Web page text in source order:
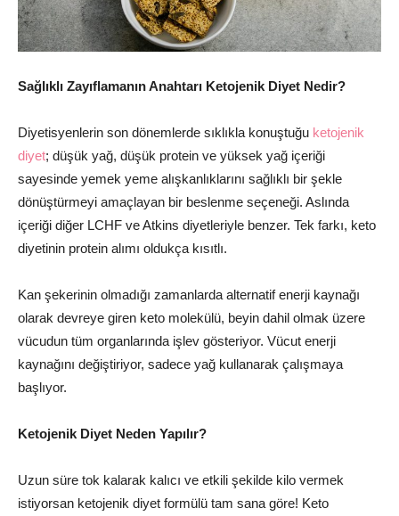
Sağlıklı Zayıflamanın Anahtarı Ketojenik Diyet Nedir?
Diyetisyenlerin son dönemlerde sıklıkla konuştuğu ketojenik
diyet; düşük yağ, düşük protein ve yüksek yağ içeriği
sayesinde yemek yeme alışkanlıklarını sağlıklı bir şekle
dönüştürmeyi amaçlayan bir beslenme seçeneği. Aslında
içeriği diğer LCHF ve Atkins diyetleriyle benzer. Tek farkı, keto
diyetinin protein alımı oldukça kısıtlı.
Kan şekerinin olmadığı zamanlarda alternatif enerji kaynağı
olarak devreye giren keto molekülü, beyin dahil olmak üzere
vücudun tüm organlarında işlev gösteriyor. Vücut enerji
kaynağını değiştiriyor, sadece yağ kullanarak çalışmaya
başlıyor.
Ketojenik Diyet Neden Yapılır?
Uzun süre tok kalarak kalıcı ve etkili şekilde kilo vermek
istiyorsan ketojenik diyet formülü tam sana göre! Keto